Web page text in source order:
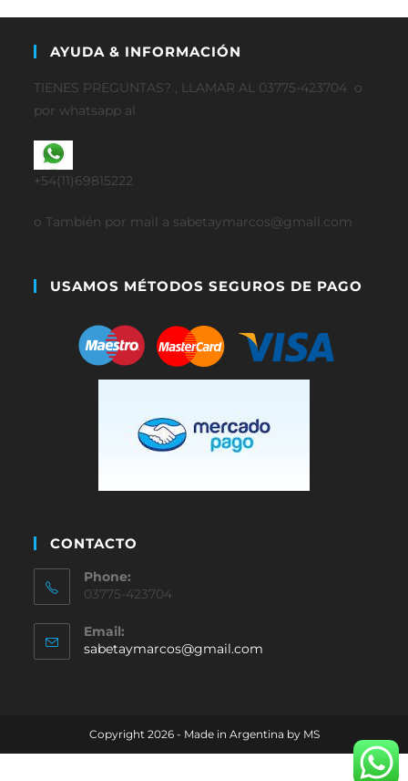
AYUDA & INFORMACIÓN
TIENES PREGUNTAS? , LLAMAR AL 03775-423704 o
por whatsapp al
+54(11)69815222
o También por mail a sabetaymarcos@gmail.com
USAMOS MÉTODOS SEGUROS DE PAGO
CONTACTO
Phone:
03775-423704
Email:
sabetaymarcos@gmail.com
Copyright 2026 - Made in Argentina by MS